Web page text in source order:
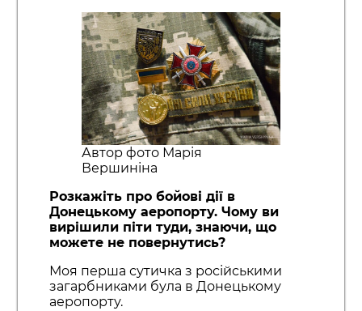
Автор фото Марія
Вершиніна
Розкажіть про бойові дії в
Донецькому аеропорту. Чому ви
вирішили піти туди, знаючи, що
можете не повернутись?
Моя перша сутичка з російськими
загарбниками була в Донецькому
аеропорту.